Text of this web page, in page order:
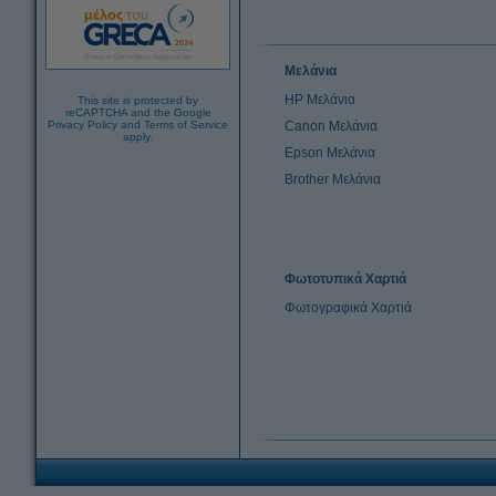
This site is protected by
reCAPTCHA and the Google
Privacy Policy and Terms of Service
apply.
Μελάνια
HP Μελάνια
Canon Μελάνια
Epson Μελάνια
Brother Μελάνια
Φωτοτυπικά Χαρτιά
Φωτογραφικά Χαρτιά